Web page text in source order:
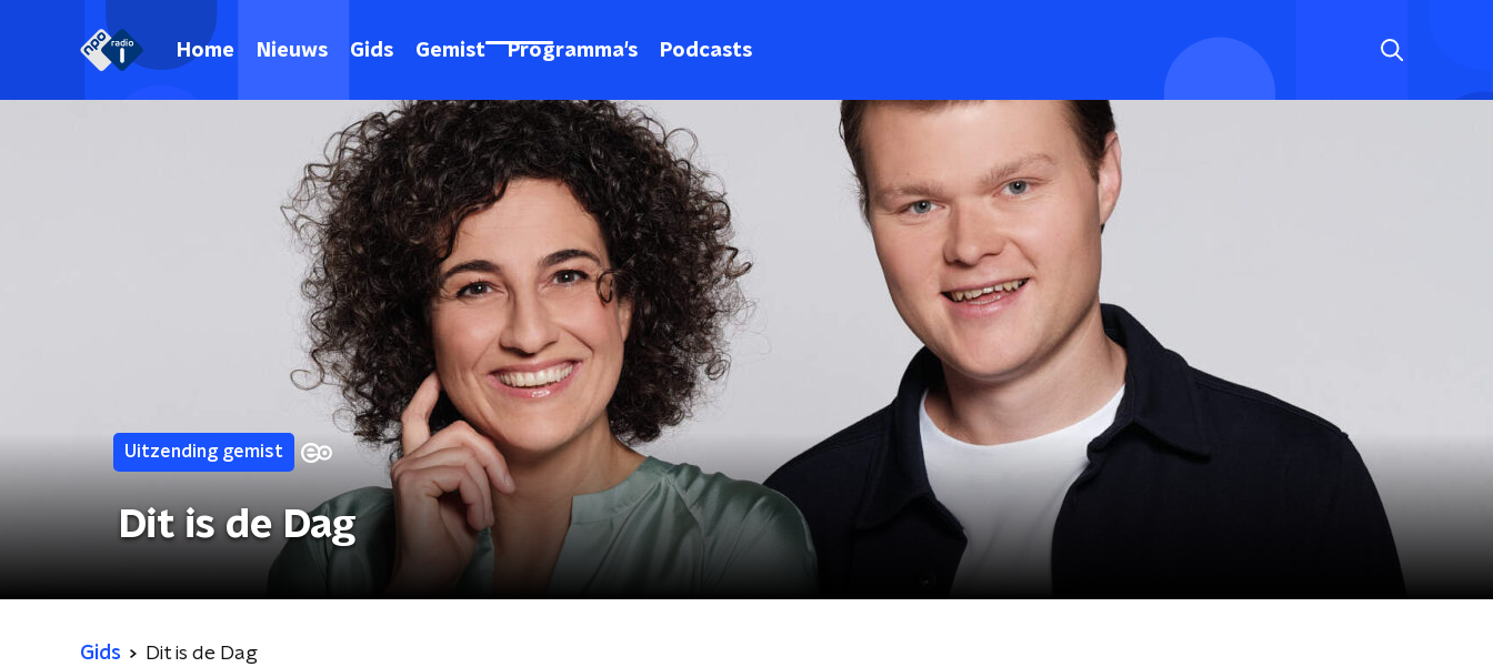
Home Nieuws Gids Gemist Programma's Podcasts
Uitzending gemist
Dit is de Dag
Gids Dit is de Dag